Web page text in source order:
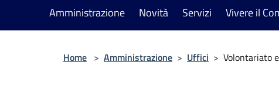
Amministrazione Novità Servizi Vivere il
Home > Amministrazione > Uffici > Volontariato